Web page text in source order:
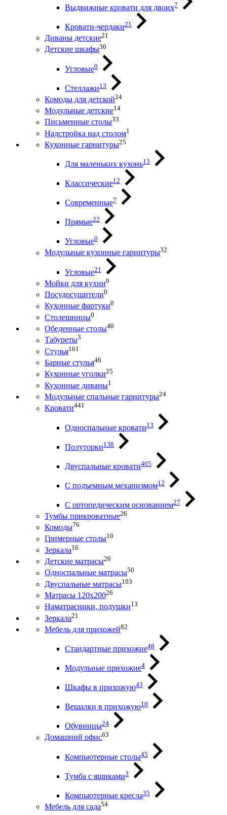
Выдвижные кровати для двоих7
Кровати-чердаки21
Диваны детские21
Детские шкафы36
Угловые0
Стеллажи13
Комоды для детской24
Модульные детские14
Письменные столы33
Надстройка над столом1
Кухонные гарнитуры25
Для маленьких кухонь13
Классические12
Современные7
Прямые22
Угловые0
Модульные кухонные гарнитуры32
Угловые21
Мойки для кухни0
Посудосушители0
Кухонные фартуки0
Столешницы0
Обеденные столы40
Табуреты3
Стулья161
Барные стулья46
Кухонные уголки25
Кухонные диваны1
Модульные спальные гарнитуры24
Кровати441
Односпальные кровати13
Полуторки138
Двуспальные кровати405
С подъемным механизмом12
С ортопедическим основанием27
Тумбы прикроватные26
Комоды76
Гримерные столы10
Зеркала16
Детские матрасы26
Односпальные матрасы50
Двуспальные матрасы103
Матрасы 120х20026
Наматрасники, подушки13
Зеркала21
Мебель для прихожей82
Стандартные прихожие48
Модульные прихожие4
Шкафы в прихожую43
Вешалки в прихожую10
Обувницы24
Домашний офис63
Компьютерные столы45
Тумба с ящиками3
Компьютерные кресла35
Мебель для сада54